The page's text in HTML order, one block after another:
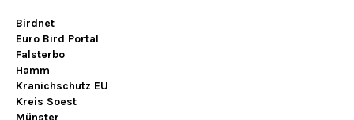
Birdnet
Euro Bird Portal
Falsterbo
Hamm
Kranichschutz EU
Kreis Soest
Münster